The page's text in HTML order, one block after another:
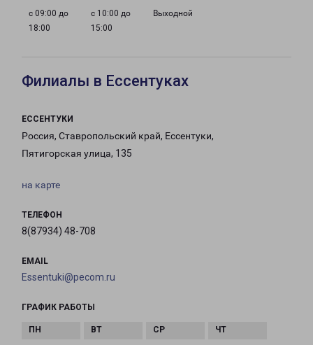
с 09:00 до
18:00
с 10:00 до
15:00
Выходной
Филиалы в Ессентуках
ЕССЕНТУКИ
Россия, Ставропольский край, Ессентуки,
Пятигорская улица, 135
на карте
ТЕЛЕФОН
8(87934) 48-708
EMAIL
Essentuki@pecom.ru
ГРАФИК РАБОТЫ